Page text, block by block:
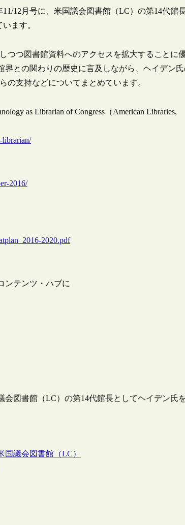
12月号に、米国議会図書館（LC）の第14代館
ます。
つつ図書館資料へのアクセスを拡大することに
との関わりの歴史に言及しながら、ヘイデン氏
の支持などについてまとめています。
as Librarian of Congress（American Libraries,
librarian/
2016/
2020.pdf
ンテンツ・ハブに
図書館（LC）の第14代館長としてヘイデン氏
国議会図書館（LC）